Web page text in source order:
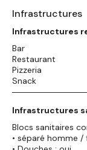
Infrastructures
Infrastructures
Bar
Restaurant
Pizzeria
Snack
Infrastructures
Blocs sanitaires
• séparé homme /